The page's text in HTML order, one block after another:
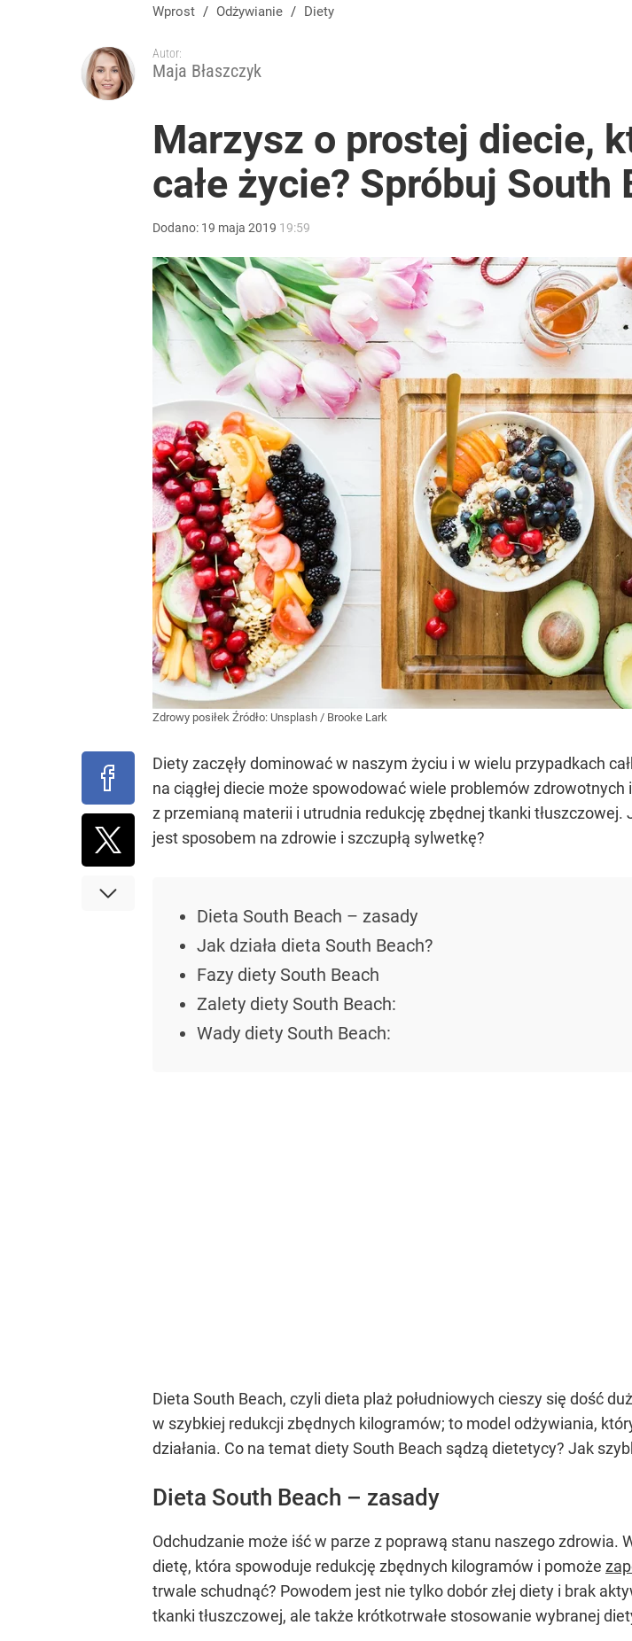
Wprost / Odżywianie / Diety
Autor:
Maja Błaszczyk
Marzysz o prostej diecie,
całe życie? Spróbuj South
Dodano: 19 maja 2019 19:59
Zdrowy posiłek Źródło: Unsplash / Brooke Lark
Diety zaczęły dominować w naszym życiu i w wielu przypadkach
na ciągłej diecie może spowodować wiele problemów
z przemianą materii i utrudnia redukcję zbędnej tkanki
jest sposobem na zdrowie i szczupłą sylwetkę?
Dieta South Beach – zasady
Jak działa dieta South Beach?
Fazy diety South Beach
Zalety diety South Beach:
Wady diety South Beach:
Dieta South Beach, czyli dieta plaż południowych cieszy się dość
w szybkiej redukcji zbędnych kilogramów; to model odżywiania,
działania. Co na temat diety South Beach sądzą dietetycy? Jak
Dieta South Beach – zasady
Odchudzanie może iść w parze z poprawą stanu naszego
dietę, która spowoduje redukcję zbędnych kilogramów i pomoże
trwale schudnąć? Powodem jest nie tylko dobór złej diety i brak
tkanki tłuszczowej, ale także krótkotrwałe stosowanie wybranej